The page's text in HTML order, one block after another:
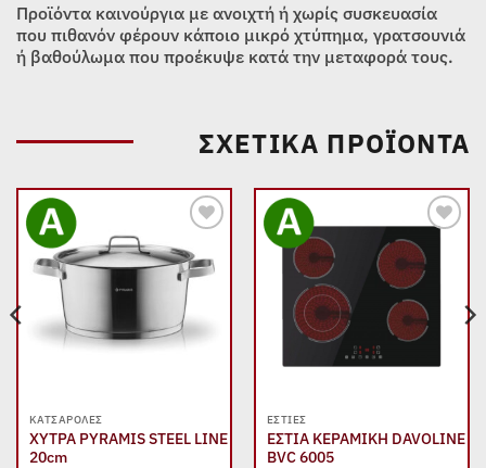
Προϊόντα καινούργια με ανοιχτή ή χωρίς συσκευασία
που πιθανόν φέρουν κάποιο μικρό χτύπημα, γρατσουνιά
ή βαθούλωμα που προέκυψε κατά την μεταφορά τους.
ΣΧΕΤΙΚΆ ΠΡΟΪΌΝΤΑ
Add to
wishlist
ΚΑΤΣΑΡΌΛΕΣ
ΧΥΤΡΑ PYRAMIS STEEL LINE
20cm
Add to
wishlist
ΕΣΤΊΕΣ
ΕΣΤΙΑ ΚΕΡΑΜΙΚΗ DAVOLINE
BVC 6005